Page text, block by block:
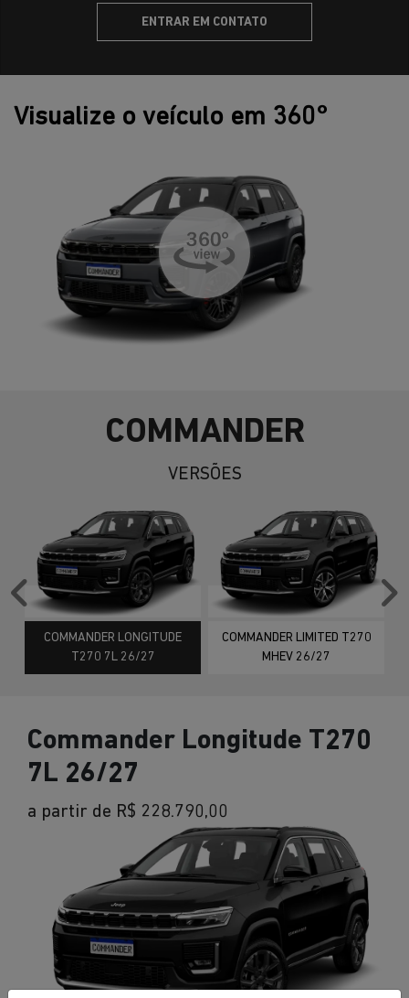
ENTRAR EM CONTATO
Visualize o veículo em 360°
COMMANDER
VERSÕES
COMMANDER LONGITUDE
T270 7L 26/27
COMMANDER LIMITED T270
MHEV 26/27
Anterior
Commander Longitude T270
7L 26/27
a partir de R$ 228.790,00